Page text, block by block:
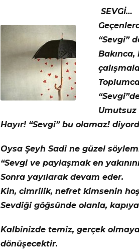
SEVGİ…
“Sevgi”
Umutsuz
Hayır! “Sevgi” bu olamaz!
Oysa Şeyh Sadi ne güzel
“Sevgi ve paylaşmak en
Sonra yayılarak devam eder.
Kin, cimrilik, nefret kimsenin
Sevdiği göğsünde olanla,
Kalbinizde temiz, gerçek
dönüşecektir.